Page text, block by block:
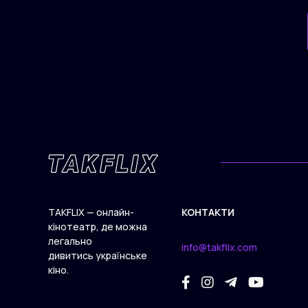
TAKFLIX — онлайн-
кінотеатр, де можна
легально
дивитись українське
кіно.
КОНТАКТИ
info@takflix.com